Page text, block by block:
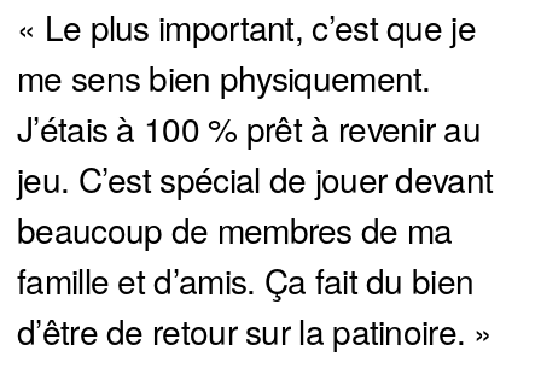
« Le plus important, c’est que je
me sens bien physiquement.
J’étais à 100 % prêt à revenir au
jeu. C’est spécial de jouer devant
beaucoup de membres de ma
famille et d’amis. Ça fait du bien
d’être de retour sur la patinoire. »